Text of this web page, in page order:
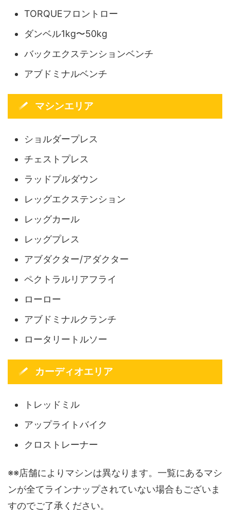
TORQUEフロントロー
ダンベル1kg〜50kg
バックエクステンションベンチ
アブドミナルベンチ
マシンエリア
ショルダープレス
チェストプレス
ラッドプルダウン
レッグエクステンション
レッグカール
レッグプレス
アブダクター/アダクター
ペクトラルリアフライ
ローロー
アブドミナルクランチ
ロータリートルソー
カーディオエリア
トレッドミル
アップライトバイク
クロストレーナー
※※店舗によりマシンは異なります。一覧にあるマシ
ンが全てラインナップされていない場合もございま
すのでご了承ください。